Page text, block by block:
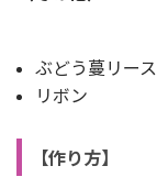
ぶどう蔓リース
リボン
【作り方】